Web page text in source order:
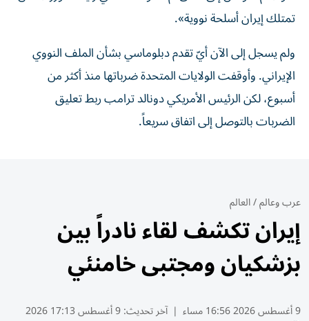
تمتلك إيران أسلحة نووية».
ولم يسجل إلى الآن أيّ تقدم دبلوماسي بشأن الملف النووي
الإيراني. وأوقفت الولايات المتحدة ضرباتها منذ أكثر من
أسبوع، لكن الرئيس الأمريكي دونالد ترامب ربط تعليق
الضربات بالتوصل إلى اتفاق سريعاً.
عرب وعالم/العالم
إيران تكشف لقاء نادراً بين
بزشكيان ومجتبى خامنئي
9 أغسطس 2026 16:56 مساء | آخر تحديث:9 أغسطس 17:13 2026